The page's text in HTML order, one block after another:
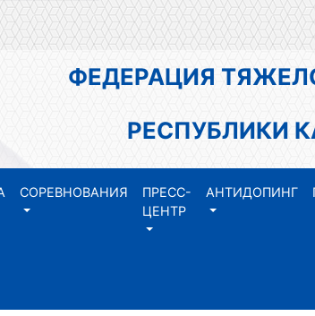
ФЕДЕРАЦИЯ
РЕСПУБЛИКИ
СОРЕВНОВАНИЯ
ПРЕСС-
ЦЕНТР
АНТИДОПИНГ